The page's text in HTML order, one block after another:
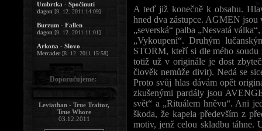
A teď již konečně k obsahu.
hned dva zástupce. AGMEN jsou
„severská“ palba „Nesvatá
„Vykoupení“. Druhým
STORM, kteří si dle mého
totiž už v originále je dost
člověk nemůže divit). Nedá se
Proto svůj hlas dávám opět
zkušenými pardály jsou
svět“ a „Rituálem hněvu“. Ani
škoda, že kapela především z
motiv, jenž celou skladbu táhne.
Umbrtka - Spočinutí
dagon [9. 12. 2011 14:09]
Burzum - Fallen
dagon [9. 12. 2011 11:01]
Arkona - Slovo
Mercader[8. 12. 2011 15:58]
Doporučujeme:
Leviathan - True Traitor,
True Whore
03.12.2011